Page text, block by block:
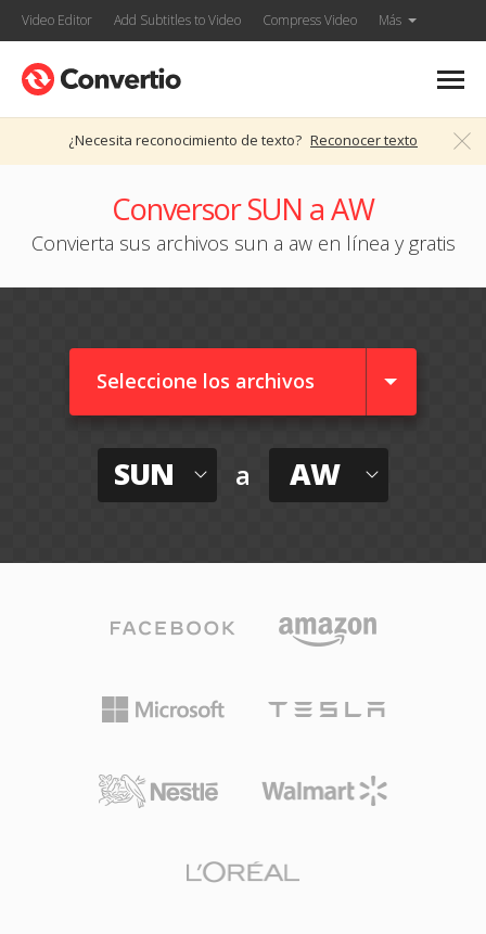
Video Editor Add Subtitles to Video Compress Video Más
¿Necesita reconocimiento de texto? Reconocer texto
Conversor SUN a AW
Convierta sus archivos sun a aw en línea y gratis
Seleccione los archivos
SUN a AW